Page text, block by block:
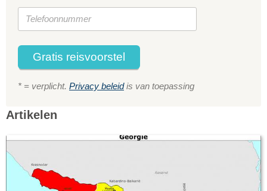
Gratis reisvoorstel
* = verplicht. Privacy beleidis van toepassing
Artikelen